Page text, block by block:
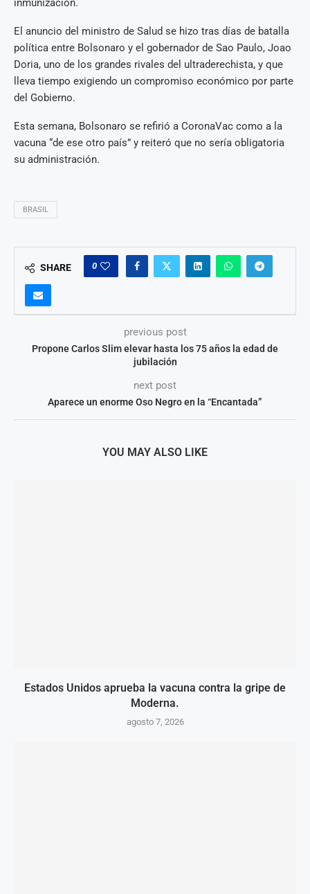
inmunización.
El anuncio del ministro de Salud se hizo tras días de batalla
política entre Bolsonaro y el gobernador de Sao Paulo, Joao
Doria, uno de los grandes rivales del ultraderechista, y que
lleva tiempo exigiendo un compromiso económico por parte
del Gobierno.
Esta semana, Bolsonaro se refirió a CoronaVac como a la
vacuna “de ese otro país” y reiteró que no sería obligatoria
su administración.
BRASIL
SHARE 0
previous post
Propone Carlos Slim elevar hasta los 75 años la edad de
jubilación
next post
Aparece un enorme Oso Negro en la “Encantada”
YOU MAY ALSO LIKE
Estados Unidos aprueba la vacuna contra la gripe de
Moderna.
agosto 7, 2026